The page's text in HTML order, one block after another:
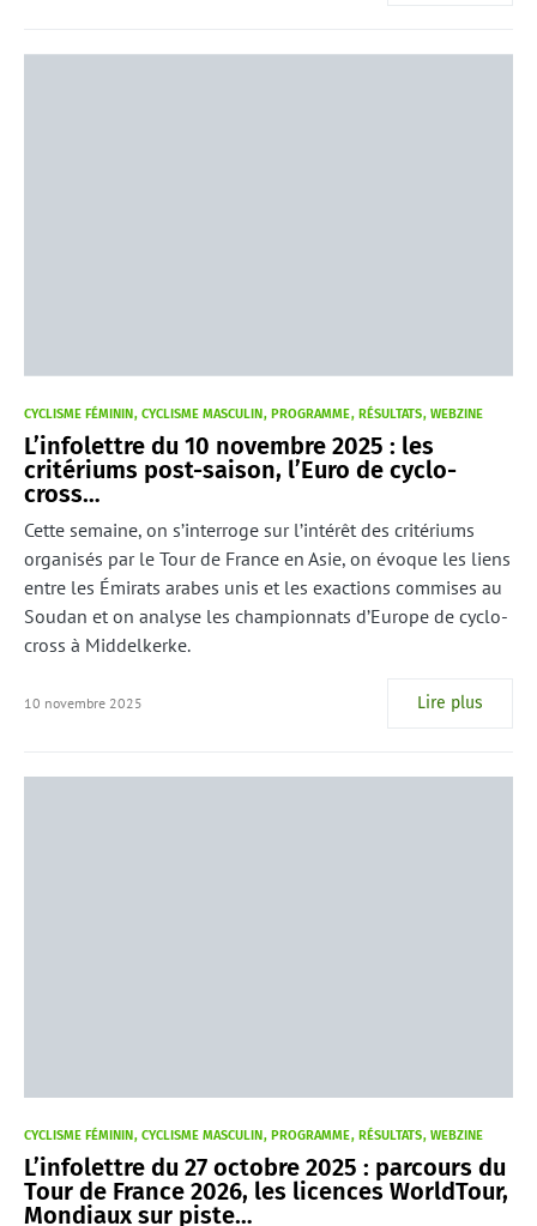
CYCLISME FÉMININ CYCLISME MASCULIN PROGRAMME RÉSULTATS WEBZINE
L’infolettre du 10 novembre 2025 : les
critériums post-saison, l’Euro de cyclo-
cross…
Cette semaine, on s’interroge sur l’intérêt des critériums
organisés par le Tour de France en Asie, on évoque les liens
entre les Émirats arabes unis et les exactions commises au
Soudan et on analyse les championnats d’Europe de cyclo-
cross à Middelkerke.
10 novembre 2025 Lire plus
CYCLISME FÉMININ CYCLISME MASCULIN PROGRAMME RÉSULTATS WEBZINE
L’infolettre du 27 octobre 2025 : parcours du
Tour de France 2026, les licences WorldTour,
Mondiaux sur piste…